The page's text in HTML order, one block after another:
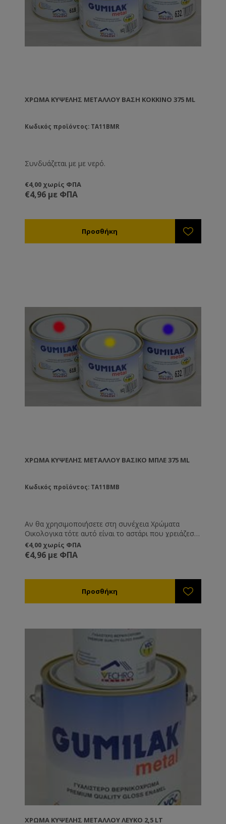
ΧΡΏΜΑ ΚΥΨΈΛΗΣ ΜΕΤΆΛΛΟΥ ΒΑΣΗ ΚΌΚΚΙΝΟ 375 ML
Κωδικός προϊόντος: TA11BMR
Συνδυάζεται με με νερό.
€4,00 χωρίς ΦΠΑ
€4,96 με ΦΠΑ
ΧΡΏΜΑ ΚΥΨΈΛΗΣ ΜΕΤΆΛΛΟΥ ΒΑΣΙΚΌ ΜΠΛΕ 375 ML
Κωδικός προϊόντος: TA11BMB
Αν θα χρησιμοποιήσετε στη συνέχεια Χρώματα
Οικολογικα τότε αυτό είναι το αστάρι που χρειάζεστε
.€4,00 χωρίς ΦΠΑ
€4,96 με ΦΠΑ
ΧΡΏΜΑ ΚΥΨΈΛΗΣ ΜΕΤΆΛΛΟΥ ΛΕΥΚΌ 2,5 LT